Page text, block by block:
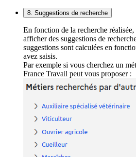
8. Suggestions de recherche
En fonction de la recherche
afficher des suggestions de
suggestions sont calculées en
avez saisis.
Par exemple si vous cherchez un
France Travail peut vous proposer :